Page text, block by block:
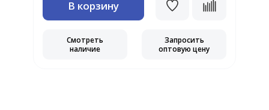
В корзину
Смотреть
наличие
Запросить
оптовую цену